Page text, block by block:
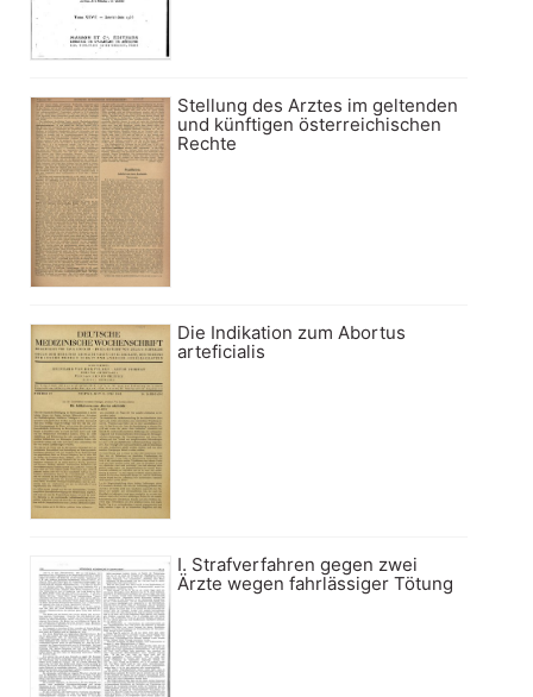
Stellung des Arztes im geltenden
und künftigen österreichischen
Rechte
Die Indikation zum Abortus
arteficialis
I. Strafverfahren gegen zwei
Ärzte wegen fahrlässiger Tötung